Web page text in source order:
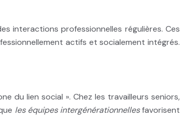
interactions professionnelles régulières. Ces
actifs et socialement intégrés.
du lien social ». Chez les travailleurs seniors,
les équipes intergénérationnellesfavorisent